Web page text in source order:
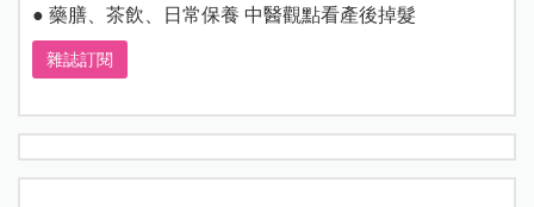
● 藥膳、茶飲、日常保養 中醫觀點看產後掉髮
雜誌訂閱